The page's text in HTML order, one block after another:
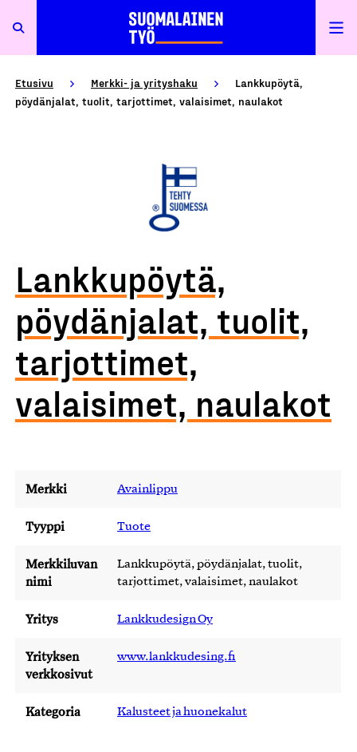
Etusivu Merkki- ja yrityshaku
Lankkupöytä,
pöydänjalat, tuolit, tarjottimet, valaisimet, naulakot
Lankkupöytä,
pöydänjalat, tuolit,
tarjottimet,
valaisimet, naulakot
Merkki Avainlippu
Tyyppi Tuote
Merkkiluvan
nimi
Lankkupöytä, pöydänjalat, tuolit,
tarjottimet, valaisimet, naulakot
Yritys Lankkudesign Oy
Yrityksen
verkkosivut
www.lankkudesing.fi
Kategoria Kalusteet ja huonekalut